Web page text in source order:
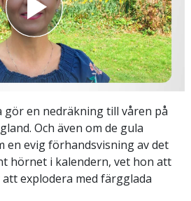
gör en nedräkning till våren på
Och även om de gula
en evig förhandsvisning av det
hörnet i kalendern, vet hon att
explodera med färgglada